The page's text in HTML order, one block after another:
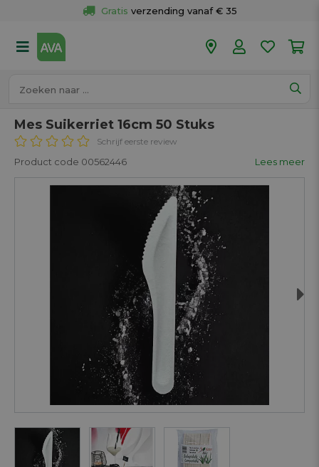
Gratis verzending vanaf € 35
50 winkels
Mes Suikerriet 16cm 50 Stuks
Schrijf eerste review
Product code 00562446 Lees meer